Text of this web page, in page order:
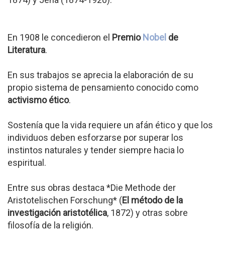
En 1908 le concedieron el PremioNobel de
Literatura.
En sus trabajos se aprecia la elaboración de su
propio sistema de pensamiento conocido como
activismo ético.
Sostenía que la vida requiere un afán ético y que los
individuos deben esforzarse por superar los
instintos naturales y tender siempre hacia lo
espiritual.
Entre sus obras destaca *Die Methode der
Aristotelischen Forschung* (El método de la
investigación aristotélica, 1872) y otras sobre
filosofía de la religión.